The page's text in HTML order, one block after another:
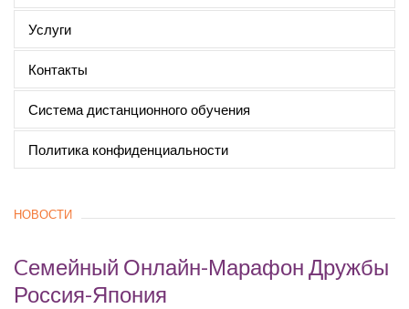
Услуги
Контакты
Система дистанционного обучения
Политика конфиденциальности
НОВОСТИ
Cемейный Онлайн-Марафон Дружбы
Россия-Япония